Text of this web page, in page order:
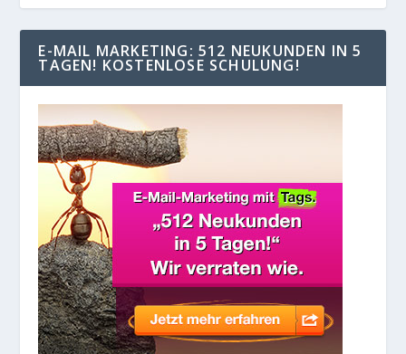
E-MAIL MARKETING: 512 NEUKUNDEN IN 5
TAGEN! KOSTENLOSE SCHULUNG!